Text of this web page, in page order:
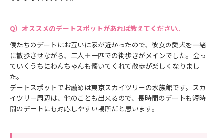
オススメのデートスポットがあれば教えてください。
僕たちのデートはお互いに家が近かったので、彼女の愛犬を一緒
に散歩させながら、二人＋一匹での街歩きがメインでした。会っ
ていくうちにわんちゃんも懐いてくれて散歩が楽しくなりまし
た。
デートスポットでお薦めは東京スカイツリーの水族館です。スカ
イツリー周辺は、他のことも出来るので、長時間のデートも短時
間のデートにも対応しやすい場所だと思います。